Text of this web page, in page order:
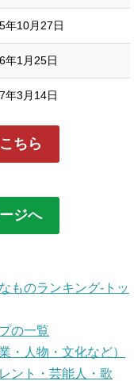
年10月27日
年1月25日
年3月14日
ちら
ジへ
ものランキング-トッ
の一覧
・人物・文化など）
ント・芸能人・歌